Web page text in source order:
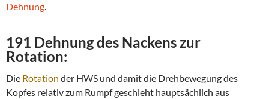
Dehnung.
191 Dehnung des Nackens zur
Rotation:
Die Rotation der HWS und damit die Drehbewegung des
Kopfes relativ zum Rumpf geschieht hauptsächlich aus